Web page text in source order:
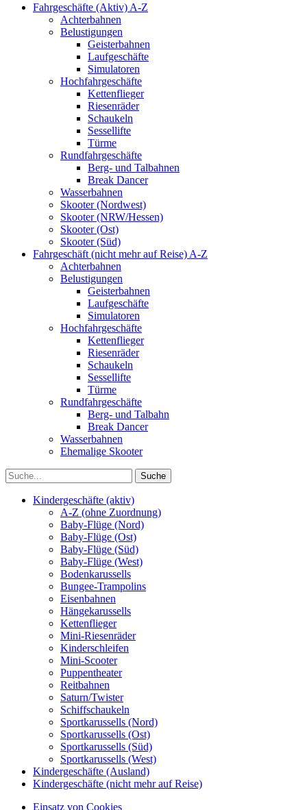
Fahrgeschäfte (Aktiv) A-Z
Achterbahnen
Belustigungen
Geisterbahnen
Laufgeschäfte
Simulatoren
Hochfahrgeschäfte
Kettenflieger
Riesenräder
Schaukeln
Sessellifte
Türme
Rundfahrgeschäfte
Berg- und Talbahnen
Break Dancer
Wasserbahnen
Skooter (Nordwest)
Skooter (NRW/Hessen)
Skooter (Ost)
Skooter (Süd)
Fahrgeschäft (nicht mehr auf Reise) A-Z
Achterbahnen
Belustigungen
Geisterbahnen
Laufgeschäfte
Simulatoren
Hochfahrgeschäfte
Kettenflieger
Riesenräder
Schaukeln
Sessellifte
Türme
Rundfahrgeschäfte
Berg- und Talbahn
Break Dancer
Wasserbahnen
Ehemalige Skooter
Kindergeschäfte (aktiv)
A-Z (ohne Zuordnung)
Baby-Flüge (Nord)
Baby-Flüge (Ost)
Baby-Flüge (Süd)
Baby-Flüge (West)
Bodenkarussells
Bungee-Trampolins
Eisenbahnen
Hängekarussells
Kettenflieger
Mini-Riesenräder
Kinderschleifen
Mini-Scooter
Puppentheater
Reitbahnen
Saturn/Twister
Schiffschaukeln
Sportkarussells (Nord)
Sportkarussells (Ost)
Sportkarussells (Süd)
Sportkarussells (West)
Kindergeschäfte (Ausland)
Kindergeschäfte (nicht mehr auf Reise)
Einsatz von Cookies